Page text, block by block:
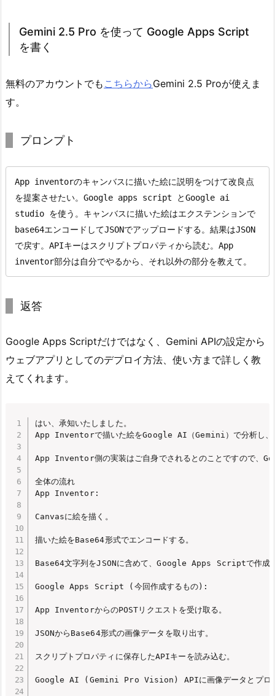
Gemini 2.5 Pro を使って Google Apps Script
を書く
無料のアカウントでも こちらからGemini 2.5 Proが使えま
す。
プロンプト
App inventorのキャンバスに描いた絵に説明をつけて改良点
を提案させたい。Google apps script とGoogle ai
studio を使う。キャンバスに描いた絵はエクステンションで
base64エンコードしてJSONでアップロードする。結果はJSON
で戻す。APIキーはスクリプトプロパティから読む。App
inventor部分は自分でやるから、それ以外の部分を教えて。
返答
Google Apps Scriptだけではなく、Gemini APIの設定から
ウェブアプリとしてのデプロイ方法、使い方まで詳しく教
えてくれます。
はい、承知いたしました。
App Inventorで描いた絵をGoogle AI（Gemini）で分析し、
App Inventor側の実装はご自身でされるとのことですので、
全体の流れ
App Inventor:
Canvasに絵を描く。
描いた絵をBase64形式でエンコードする。
Base64文字列をJSONに含めて、Google Apps Scriptで作成し
Google Apps Script (今回作成するもの):
App InventorからのPOSTリクエストを受け取る。
JSONからBase64形式の画像データを取り出す。
スクリプトプロパティに保存したAPIキーを読み込む。
Google AI (Gemini Pro Vision) APIに画像データとプロン